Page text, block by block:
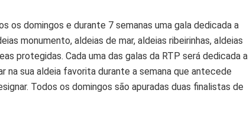
os domingos e durante 7 semanas uma gala dedicada a
monumento, aldeias de mar, aldeias ribeirinhas, aldeias
protegidas. Cada uma das galas da RTP será dedicada a
na sua aldeia favorita durante a semana que antecede
Todos os domingos são apuradas duas finalistas de